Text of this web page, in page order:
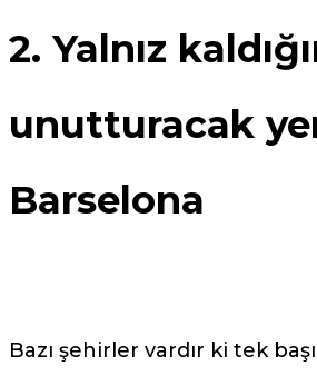
2. Yalnız
unutturacak
Barselona
Bazı şehirler vardır ki tek